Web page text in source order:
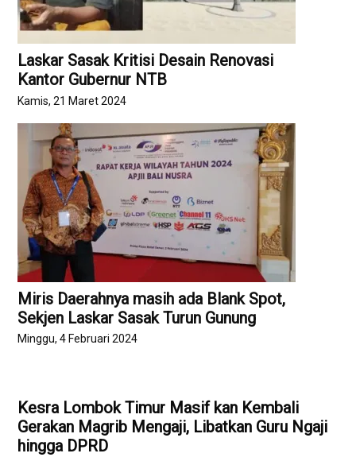
Laskar Sasak Kritisi Desain Renovasi
Kantor Gubernur NTB
Kamis, 21 Maret 2024
Miris Daerahnya masih ada Blank Spot,
Sekjen Laskar Sasak Turun Gunung
Minggu, 4 Februari 2024
Kesra Lombok Timur Masif kan Kembali
Gerakan Magrib Mengaji, Libatkan Guru Ngaji
hingga DPRD